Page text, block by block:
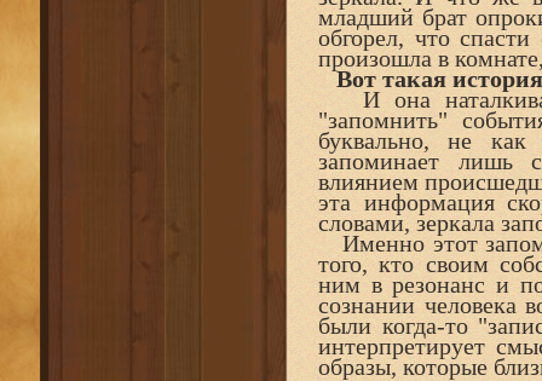
младший брат
обгорел, что
произошла в
Вот такая
И она
"запомнить"
буквально, не как
запоминает лишь
влиянием
эта информация
словами, зеркала
Именно этот
того, кто своим
ним в резонанс и
сознании человека
были когда-то
интерпретирует
образы, которые